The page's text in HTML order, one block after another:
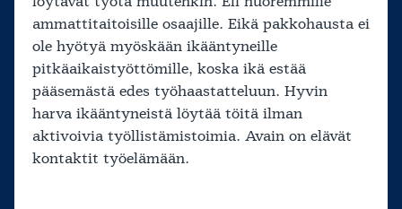
ammattitaitoisille osaajille. Eikä pakkohausta ei
ole hyötyä myöskään ikääntyneille
pitkäaikaistyöttömille, koska ikä estää
pääsemästä edes työhaastatteluun. Hyvin
harva ikääntyneistä löytää töitä ilman
aktivoivia työllistämistoimia. Avain on elävät
kontaktit työelämään.